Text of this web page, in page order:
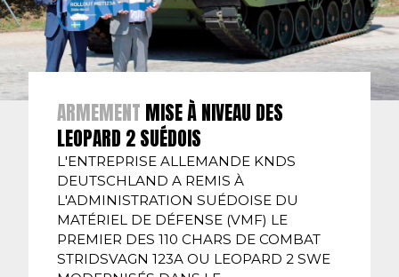
ARMEMENT MISE À NIVEAU DES
LEOPARD 2 SUÉDOIS
L'ENTREPRISE ALLEMANDE KNDS
DEUTSCHLAND A REMIS À
L'ADMINISTRATION SUÉDOISE DU
MATÉRIEL DE DÉFENSE (VMF) LE
PREMIER DES 110 CHARS DE COMBAT
STRIDSVAGN 123A OU LEOPARD 2 SWE